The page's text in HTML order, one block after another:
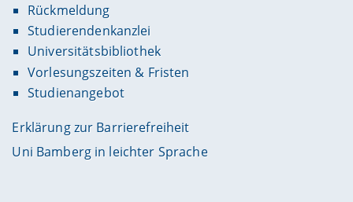
Rückmeldung
Studierendenkanzlei
Universitätsbibliothek
Vorlesungszeiten & Fristen
Studienangebot
Erklärung zur Barrierefreiheit
Uni Bamberg in leichter Sprache